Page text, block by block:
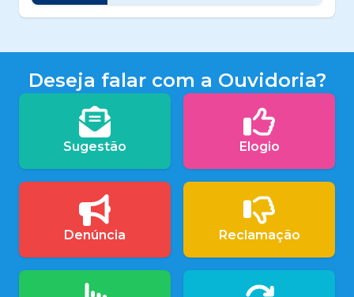
Deseja falar com a Ouvidoria?
Sugestão Elogio
Denúncia Reclamação